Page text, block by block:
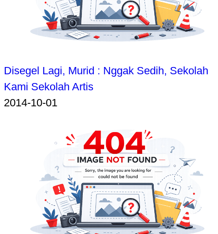
Disegel Lagi, Murid : Nggak Sedih, Sekolah
Kami Sekolah Artis
2014-10-01